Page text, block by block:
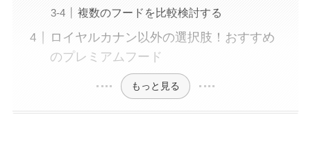
複数のフードを比較検討する
ロイヤルカナン以外の選択肢！おすすめ
のプレミアムフード
もっと見る